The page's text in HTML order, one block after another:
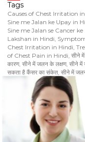
Tags
Causes of Chest Irritation
Sine me Jalan ke Upay in
Sine me Jalan se Cancer ke
Lakshan in Hindi,
Chest Irritation in Hindi,
of Chest Pain in Hindi, सीने
कारण, सीने में जलन के लक्षण, सीने
सकता है कैंसर का संकेत, सीने में
Date
Jul 16, 2019